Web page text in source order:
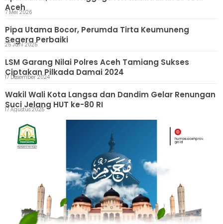
Aceh7 Mei 2026
Pipa Utama Bocor, Perumda Tirta Keumuneng
Segera Perbaiki
25 Juni 2025
LSM Garang Nilai Polres Aceh Tamiang Sukses
17 Desember 2024
Wakil Wali Kota Langsa dan Dandim Gelar Renungan
Suci Jelang HUT ke-80 RI
17 Agustus 2025